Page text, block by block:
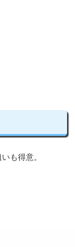
も得意。